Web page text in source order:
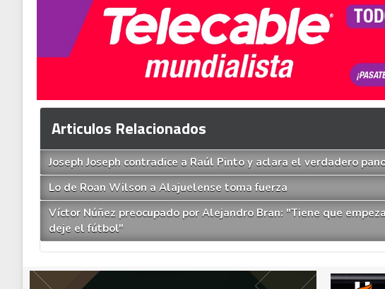
Articulos Relacionados
Joseph Joseph contradice a Raúl Pinto y aclara el verdadero
Lo de Roan Wilson a Alajuelense toma fuerza
Víctor Núñez preocupado por Alejandro Bran: "Tiene que
deje el fútbol"